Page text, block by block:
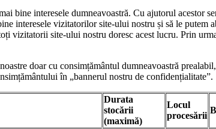
bine interesele dumneavoastră. Cu ajutorul
interesele vizitatorilor site-ului nostru și să le
vizitatorii site-ului nostru doresc acest lucru. Prin
doar cu consimțământul dumneavoastră
în „bannerul nostru de confidențialitate”.
Durata
stocării
(maximă)
Locul
procesării